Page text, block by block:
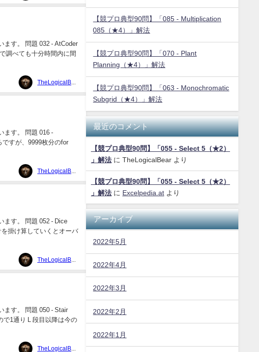
ます。 問題 032 - AtCoder
調べても十分時間内に間
ます。 問題 016 -
すが、9999枚分のfor
ます。 問題 052 - Dice
掛け算していくとオーバ
ます。 問題 050 - Stair
1通り L 段目以降は今の
【競プロ典型90問】「085 - Multiplication
085（★4）」解法
【競プロ典型90問】「070 - Plant
Planning（★4）」解法
【競プロ典型90問】「063 - Monochromatic
Subgrid（★4）」解法
最近のコメント
【競プロ典型90問】「055 - Select 5（★2）
」解法 に TheLogicalBear より
【競プロ典型90問】「055 - Select 5（★2）
」解法 に Excelpedia.at より
アーカイブ
2022年5月
2022年4月
2022年3月
2022年2月
2022年1月